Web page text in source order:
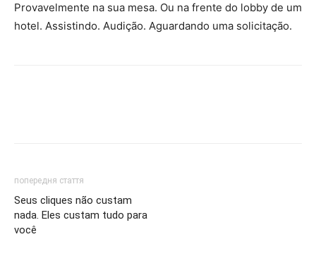
Provavelmente na sua mesa. Ou na frente do lobby de um
hotel. Assistindo. Audição. Aguardando uma solicitação.
попередня стаття
Seus cliques não custam
nada. Eles custam tudo para
você